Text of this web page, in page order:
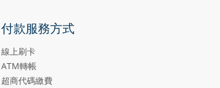
付款服務方式
線上刷卡
ATM轉帳
超商代碼繳費